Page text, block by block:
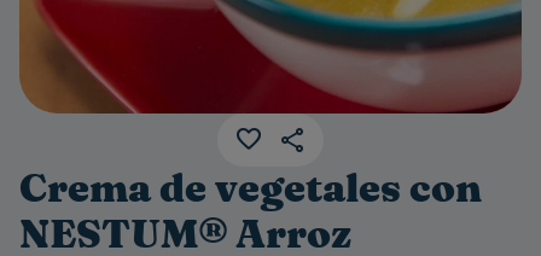
Crema de vegetales con
NESTUM® Arroz